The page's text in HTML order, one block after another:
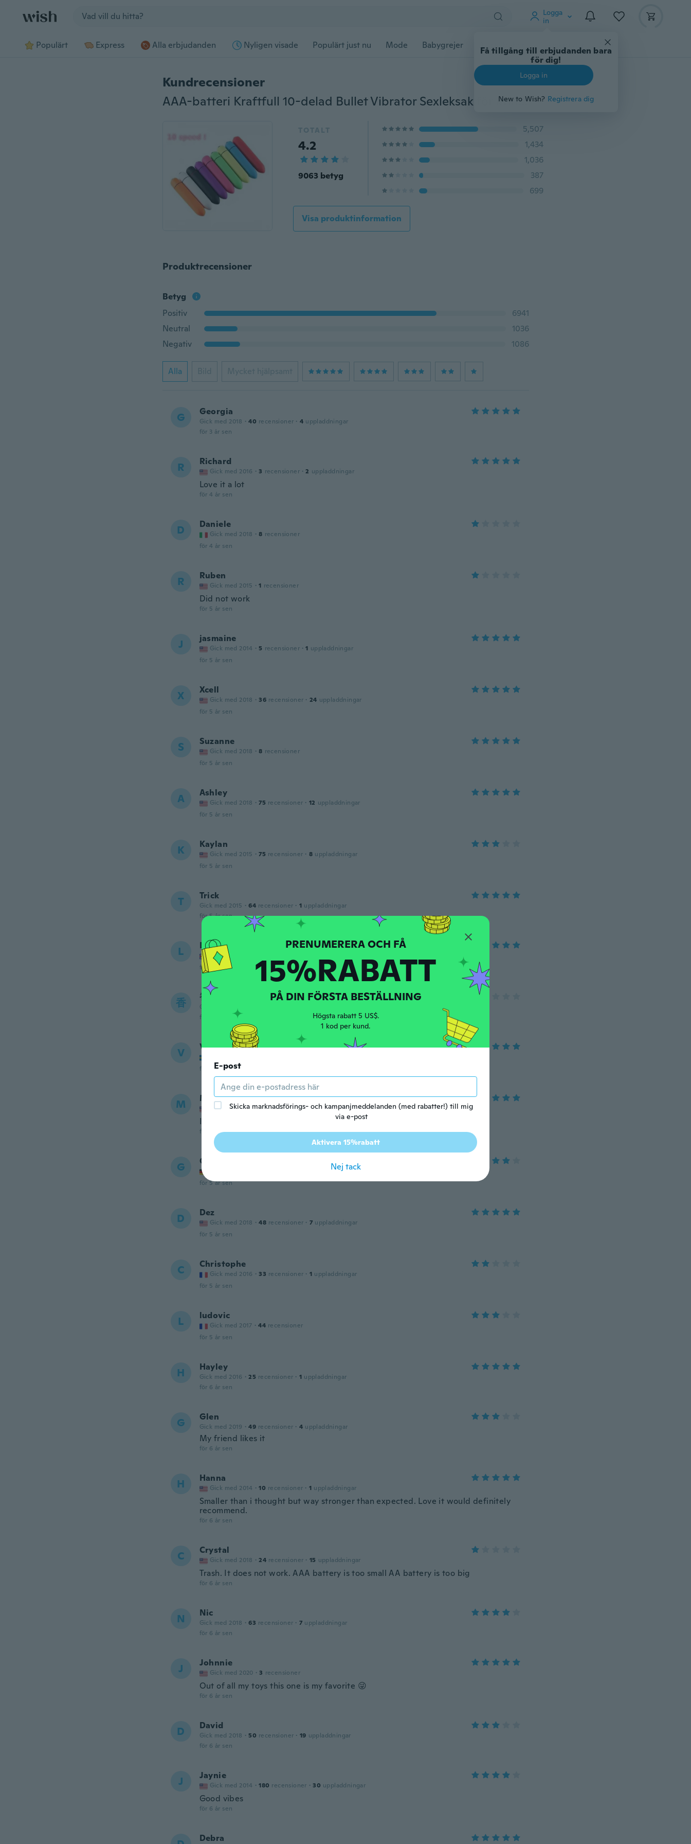
Logga
in
Få tillgång till erbjudanden bara
för dig!
Logga in
New to Wish? Registrera dig
Populärt Express Alla erbjudanden Nyligen visade Populärt just nu Mode Babygrejer Djurtillbehör Teknikprylar Mer
Kundrecensioner
AAA-batteri Kraftfull 10-delad Bullet Vibrator Sexleksak för kvinnor
TOTALT
4.2
9063 betyg
5,507
1,434
1,036
387
699
Visa produktinformation
Produktrecensioner
Betyg
Positiv
6941
Neutral
1036
Negativ
1086
Alla Bild Mycket hjälpsamt
G Georgia
Gick med 2018 · 40 recensioner · 4 uppladdningar
för 3 år sen
R Richard
Gick med 2016 · 3 recensioner · 2 uppladdningar
Love it a lot
för 4 år sen
D Daniele
Gick med 2018 · 8 recensioner
för 4 år sen
R Ruben
Gick med 2015 · 1 recensioner
Did not work
för 5 år sen
J jasmaine
Gick med 2014 · 5 recensioner · 1 uppladdningar
för 5 år sen
X Xcell
Gick med 2018 · 36 recensioner · 24 uppladdningar
för 5 år sen
S Suzanne
Gick med 2018 · 8 recensioner
för 5 år sen
A Ashley
Gick med 2018 · 75 recensioner · 12 uppladdningar
för 5 år sen
K Kaylan
Gick med 2015 · 75 recensioner · 8 uppladdningar
för 5 år sen
T Trick
Gick med 2015 · 64 recensioner · 1 uppladdningar
för 5 år sen
L Luke
Gick med 2019
för 5 år sen
香 香川
Gick med 2020
för 5 år sen
V Victor
för 5 år sen
M Matthew
Gick med 2017 · 3 recensioner
I shove it in my butt and it makes me poop all over my lover. We love it❤️
för 5 år sen
G George
uppladdningar
för 5 år sen
D Dez
Gick med 2018 · 48 recensioner · 7 uppladdningar
för 5 år sen
C Christophe
Gick med 2016 · 33 recensioner · 1 uppladdningar
för 5 år sen
L ludovic
Gick med 2017 · 44 recensioner
för 5 år sen
H Hayley
Gick med 2016 · 25 recensioner · 1 uppladdningar
för 6 år sen
G Glen
Gick med 2019 · 49 recensioner · 4 uppladdningar
My friend likes it
för 6 år sen
H Hanna
Gick med 2014 · 10 recensioner · 1 uppladdningar
Smaller than i thought but way stronger than expected. Love it would definitely
recommend.
för 6 år sen
C Crystal
Gick med 2018 · 24 recensioner · 15 uppladdningar
Trash. It does not work. AAA battery is too small AA battery is too big
för 6 år sen
N Nic
Gick med 2018 · 63 recensioner · 7 uppladdningar
för 6 år sen
J Johnnie
Gick med 2020 · 3 recensioner
Out of all my toys this one is my favorite 😜
för 6 år sen
D David
Gick med 2018 · 50 recensioner · 19 uppladdningar
för 6 år sen
J Jaynie
Gick med 2014 · 180 recensioner · 30 uppladdningar
Good vibes
för 6 år sen
Debra
PRENUMERERA OCH FÅ
15%RABATT
PÅ DIN FÖRSTA BESTÄLLNING
Högsta rabatt 5 US$.
1 kod per kund.
E-post
Skicka marknadsförings- och kampanjmeddelanden (med rabatter!) till mig
via e-post
Aktivera 15%rabatt
Nej tack